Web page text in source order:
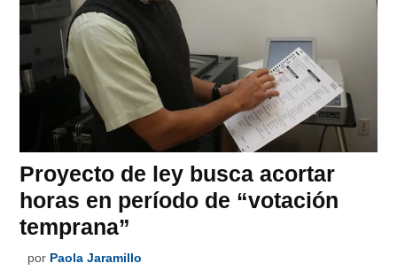
Proyecto de ley busca acortar
horas en período de “votación
temprana”
por Paola Jaramillo